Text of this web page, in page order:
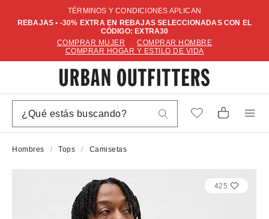
TÉRMINOS Y CONDICIONES APLICAN
REBAJAS • -30% EXTRA EN REBAJAS SELECCIONADAS CON EL
CÓDIGO: EXTRA30
COMPRAR MUJER
COMPRAR HOMBRE
COMPRAR HOGAR Y ESTILO DE VIDA
Hombres Tops Camisetas
425